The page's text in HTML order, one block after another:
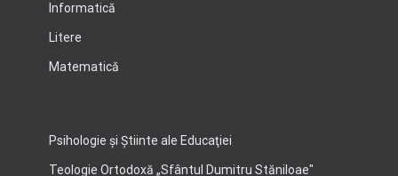
Informatică
Litere
Matematică
Psihologie şi Ştiinte ale Educaţiei
Teologie Ortodoxă „Sfântul Dumitru Stăniloae"